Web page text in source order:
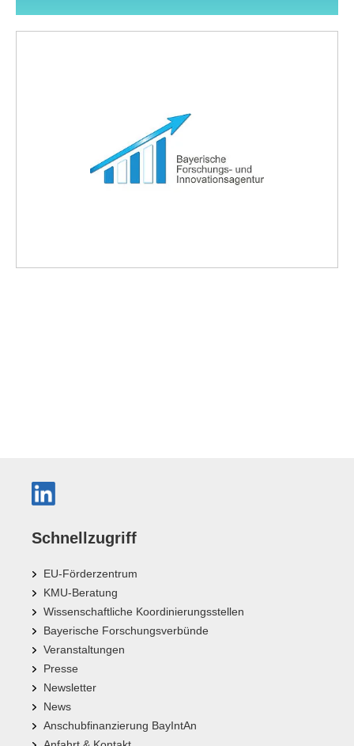
Schnellzugriff
EU-Förderzentrum
KMU-Beratung
Wissenschaftliche Koordinierungsstellen
Bayerische Forschungsverbünde
Veranstaltungen
Presse
Newsletter
News
Anschubfinanzierung BayIntAn